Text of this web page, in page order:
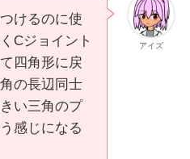
アイズ
けるのに使
Cジョイント
四角形に戻
の長辺同士
い三角のプ
感じになる